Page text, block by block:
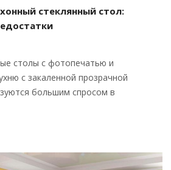
стеклянный стол:
столы с фотопечатью и
с закаленной прозрачной
большим спросом в